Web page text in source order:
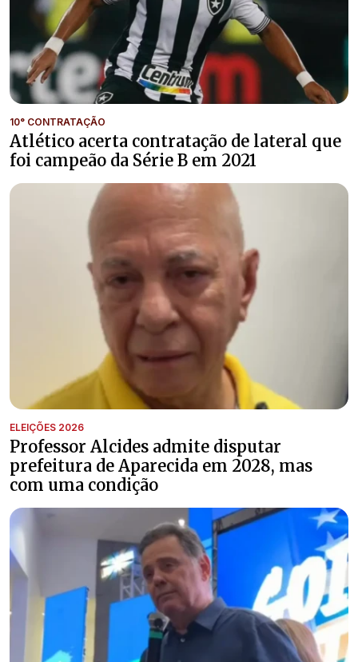
10° CONTRATAÇÃO
Atlético acerta contratação de lateral que
foi campeão da Série B em 2021
ELEIÇÕES 2026
Professor Alcides admite disputar
prefeitura de Aparecida em 2028, mas
com uma condição